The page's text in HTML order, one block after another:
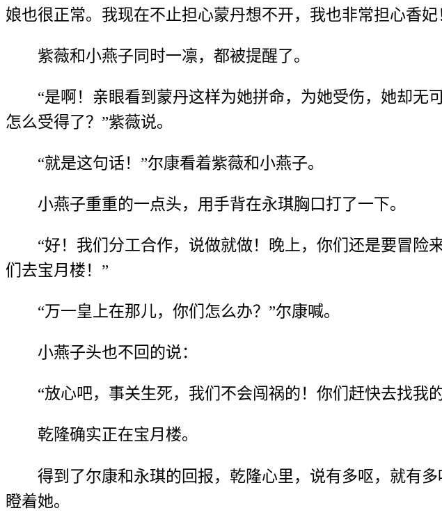
娘也很正常。我现在不止担心蒙丹想不开，我也非常担心香妃
紫薇和小燕子同时一凛，都被提醒了。
“是啊！亲眼看到蒙丹这样为她拼命，为她受伤，她却
怎么受得了？”紫薇说。
“就是这句话！”尔康看着紫薇和小燕子。
小燕子重重的一点头，用手背在永琪胸口打了一下。
“好！我们分工合作，说做就做！晚上，你们还是要冒险
们去宝月楼！”
“万一皇上在那儿，你们怎么办？”尔康喊。
小燕子头也不回的说：
“放心吧，事关生死，我们不会闯祸的！你们赶快去找我
乾隆确实正在宝月楼。
得到了尔康和永琪的回报，乾隆心里，说有多呕，就有
瞪着她。